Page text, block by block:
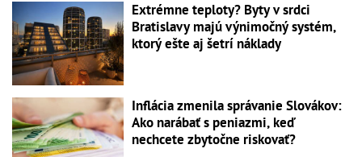
Extrémne teploty? Byty v srdci
Bratislavy majú výnimočný systém,
ktorý ešte aj šetrí náklady
Inflácia zmenila správanie Slovákov:
Ako narábať s peniazmi, keď
nechcete zbytočne riskovať?